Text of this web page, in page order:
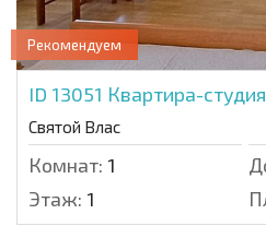
Рекомендуем
ID 13051 Квартира-
Святой Влас
Комнат: 1
Этаж: 1